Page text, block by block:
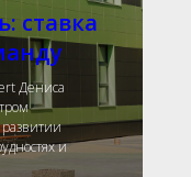
ставка
Дениса
развитии
и